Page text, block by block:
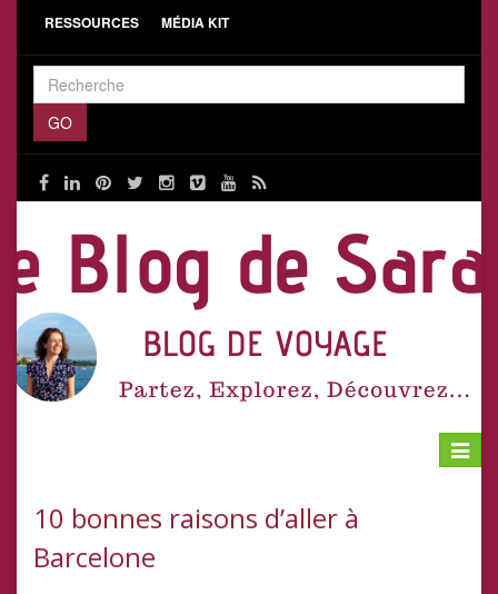
RESSOURCES MÉDIA KIT
Toggle
10 bonnes raisons d’aller à
Barcelone